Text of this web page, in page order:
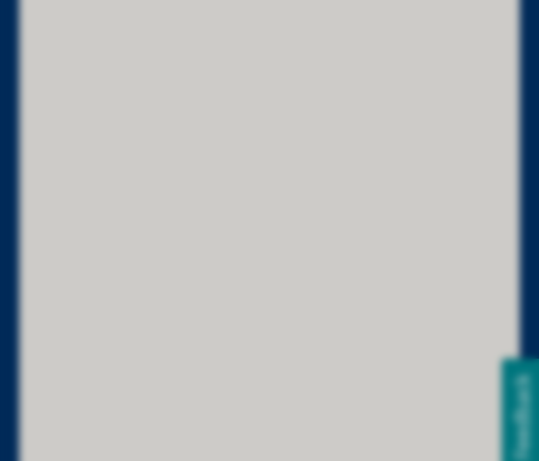
Feedback